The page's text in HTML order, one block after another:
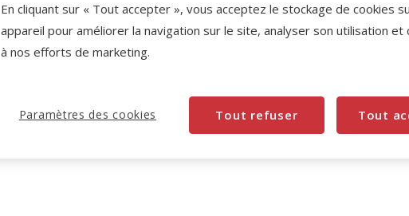
Promotion disponible
-10% sur votre première commande* avec votre
Code:
WELCOME10 Copier
En cliquant sur « Tout accepter », vous acceptez le stockage de cookies
appareil pour améliorer la navigation sur le site, analyser son utilisation et
à nos efforts de marketing.
Tout refuser Tout
Paramètres des cookies